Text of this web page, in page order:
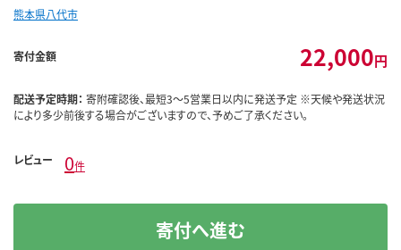
熊本県八代市
寄付金額 22,000円
配送予定時期： 寄附確認後、最短3～5営業日以内に発送予定 ※天候や発送状況
により多少前後する場合がございますので、予めご了承ください。
レビュー 0件
寄付へ進む